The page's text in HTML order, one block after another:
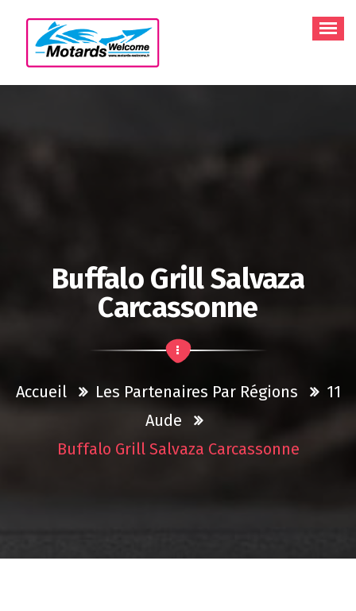
contenu
Buffalo Grill Salvaza
Carcassonne
Accueil Les Partenaires Par Régions
11
Aude
Buffalo Grill Salvaza Carcassonne